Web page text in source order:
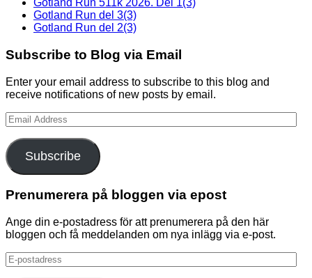
Gotland Run 511k 2026. Del 1(3)
Gotland Run del 3(3)
Gotland Run del 2(3)
Subscribe to Blog via Email
Enter your email address to subscribe to this blog and
receive notifications of new posts by email.
Email
Address
Subscribe
Prenumerera på bloggen via epost
Ange din e-postadress för att prenumerera på den här
bloggen och få meddelanden om nya inlägg via e-post.
E-
postadress